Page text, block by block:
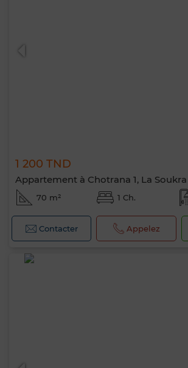
1 200 TND
Appartement à Chotrana 1, La Soukra
70 m² 1 Ch.
Contacter Appelez